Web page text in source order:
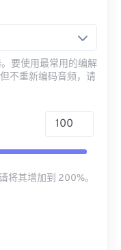
要使用最常用的编解
不重新编码音频，请
将其增加到 200%。